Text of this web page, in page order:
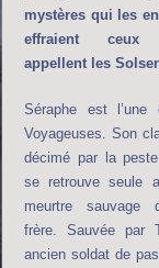
mystères qui les
effraient ceux
appellent les
Séraphe est l’une
Voyageuses. Son
décimé par la
se retrouve seule
meurtre sauvage
frère. Sauvée par
ancien soldat de